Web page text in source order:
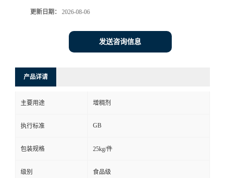
更新日期： 2026-08-06
发送咨询信息
产品详请
主要用途 增稠剂
执行标准 GB
包装规格 25kg/件
级别 食品级